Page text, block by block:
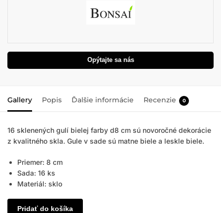
Opýtajte sa nás
Gallery Popis Ďalšie informácie Recenzie 0
16 sklenených gulí bielej farby d8 cm sú novoročné dekorácie
z kvalitného skla. Gule v sade sú matne biele a leskle biele.
Priemer: 8 cm
Sada: 16 ks
Materiál: sklo
Pridať do košíka